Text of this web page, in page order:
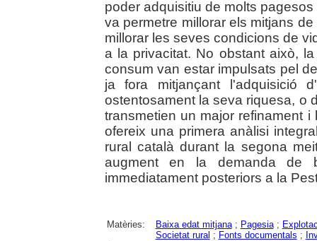
poder adquisitiu de molts
va permetre millorar els mitjans
millorar les seves condicions de
a la privacitat. No obstant això,
consum van estar impulsats pel
ja fora mitjançant l'adquisició
ostentosament la seva riquesa, o
transmetien un major refinament
ofereix una primera anàlisi
rural català durant la segona
augment en la demanda de
immediatament posteriors a la
Matèries: Baixa edat mitjana; Pagesia;
Societat rural ; Fonts documentals ;